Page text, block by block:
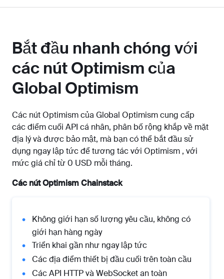
Bắt đầu nhanh chóng với
các nút Optimism của
Global Optimism
Các nút Optimism của Global Optimism cung cấp
các điểm cuối API cá nhân, phân bố rộng khắp về mặt
địa lý và được bảo mật, mà bạn có thể bắt đầu sử
dụng ngay lập tức để tương tác với Optimism , với
mức giá chỉ từ 0 USD mỗi tháng.
Các nút Optimism Chainstack
Không giới hạn số lượng yêu cầu, không có
giới hạn hàng ngày
Triển khai gần như ngay lập tức
Các địa điểm thiết bị đầu cuối trên toàn cầu
Các API HTTP và WebSocket an toàn